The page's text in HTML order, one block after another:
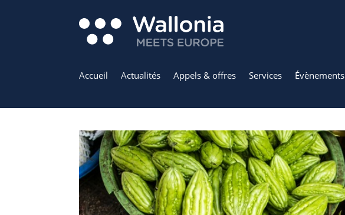
Accueil Actualités Appels & offres Services Évènements